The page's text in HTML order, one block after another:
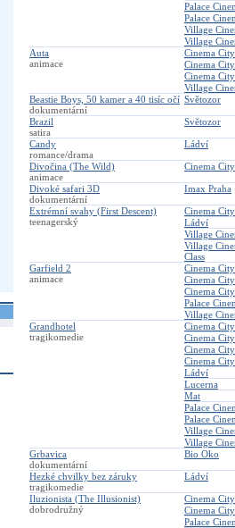
Palace
Palace
Village
Village
Auta
animace
Cinema
Cinema
Cinema
Village
Beastie Boys, 50 kamer a 40 tisíc očí
dokumentární
Světozor
Brazil
satira
Světozor
Candy
romance/drama
Ládví
Divočina (The Wild)
animace
Cinema
Divoké safari 3D
dokumentární
Imax Praha
Extrémní svahy (First Descent)
teenagerský
Cinema
Ládví
Village
Village
Class
Garfield 2
animace
Cinema
Cinema
Cinema
Palace
Village
Grandhotel
tragikomedie
Cinema
Cinema
Cinema
Cinema
Ládví
Lucerna
Mat
Palace
Palace
Village
Village
Grbavica
dokumentární
Bio Oko
Hezké chvilky bez záruky
tragikomedie
Ládví
Iluzionista (The Illusionist)
dobrodružný
Cinema
Cinema
Palace